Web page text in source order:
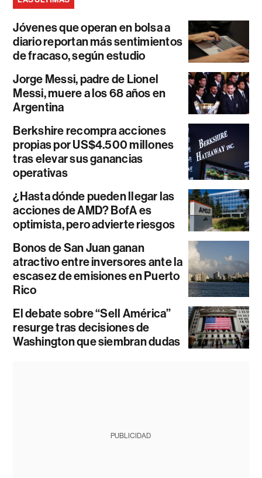
Jóvenes que operan en bolsa a
diario reportan más sentimientos
de fracaso, según estudio
Jorge Messi, padre de Lionel
Messi, muere a los 68 años en
Argentina
Berkshire recompra acciones
propias por US$4.500 millones
tras elevar sus ganancias
operativas
¿Hasta dónde pueden llegar las
acciones de AMD? BofA es
optimista, pero advierte riesgos
Bonos de San Juan ganan
atractivo entre inversores ante la
escasez de emisiones en Puerto
Rico
El debate sobre “Sell América”
resurge tras decisiones de
Washington que siembran dudas
PUBLICIDAD